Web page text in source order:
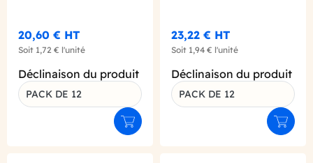
20,60 € HT
Soit 1,72 € l'unité
Déclinaison du produit
PACK DE 12
Ajouter au panier
23,22 € HT
Soit 1,94 € l'unité
Déclinaison du produit
PACK DE 12